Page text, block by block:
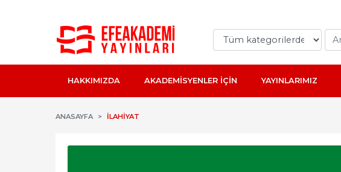
HAKKIMIZDA AKADEMİSYENLER İÇİN YAYINLARIMIZ
ANASAYFA İLAHIYAT